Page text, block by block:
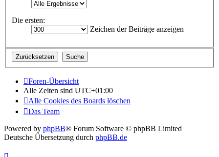
Die ersten:
Zeichen der Beiträge anzeigen
Foren-Übersicht
Alle Zeiten sind UTC+01:00
Alle Cookies des Boards löschen
Das Team
Powered by phpBB® Forum Software © phpBB Limited
Deutsche Übersetzung durch phpBB.de